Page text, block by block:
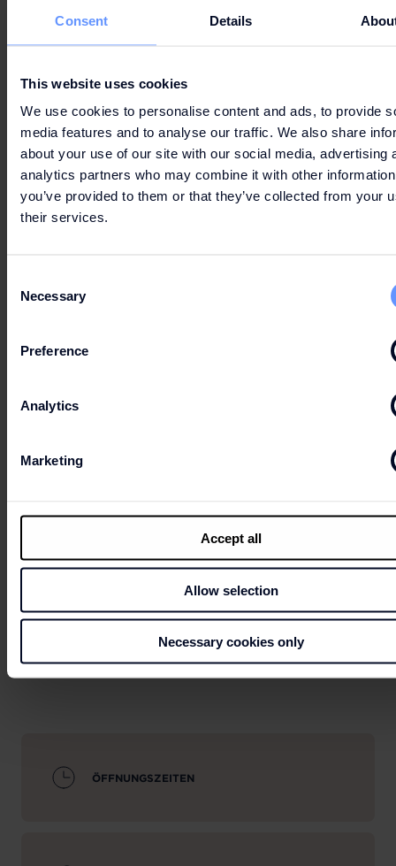
Consent Details
This website uses cookies
We use cookies to personalise content and ads, to provide
media features and to analyse our traffic. We also share
about your use of our site with our social media, advertising
analytics partners who may combine it with other
you’ve provided to them or that they’ve collected from your
their services.
Selection
Necessary
Preference
Analytics
Marketing
Accept all
Allow selection
Necessary cookies only
LET'S GO
SHOPPING
ÖFFNUNGSZEITEN